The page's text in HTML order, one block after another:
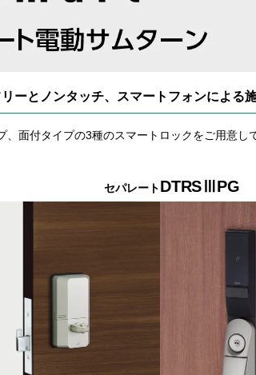
ーとノンタッチ、スマートフォンによる
、面付タイプの3種のスマートロックをご用意
セパレートDTRSⅢPG